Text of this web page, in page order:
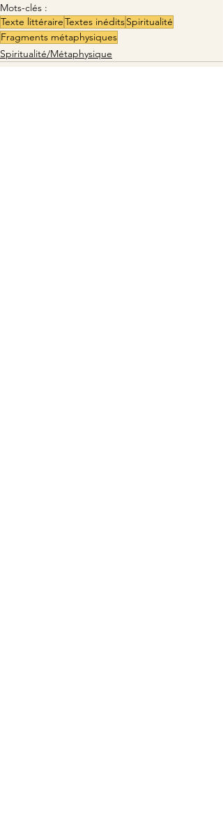
Mots-clés :
Texte littéraireTextes inéditsSpiritualité
Fragments métaphysiques
Spiritualité/Métaphysique